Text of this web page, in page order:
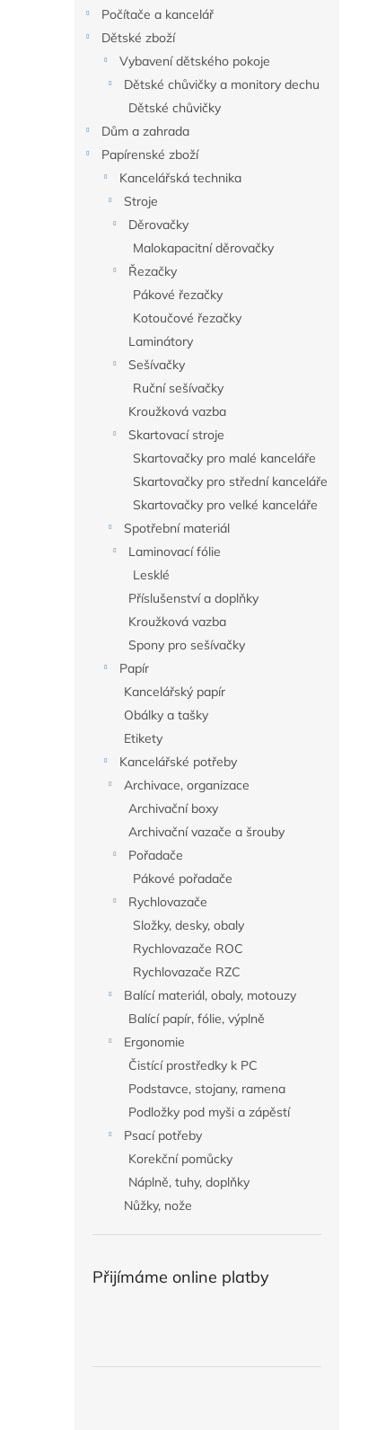
Počítače a kancelář
Dětské zboží
Vybavení dětského pokoje
Dětské chůvičky a monitory dechu
Dětské chůvičky
Dům a zahrada
Papírenské zboží
Kancelářská technika
Stroje
Děrovačky
Malokapacitní děrovačky
Řezačky
Pákové řezačky
Kotoučové řezačky
Laminátory
Sešívačky
Ruční sešívačky
Kroužková vazba
Skartovací stroje
Skartovačky pro malé kanceláře
Skartovačky pro střední kanceláře
Skartovačky pro velké kanceláře
Spotřební materiál
Laminovací fólie
Lesklé
Příslušenství a doplňky
Kroužková vazba
Spony pro sešívačky
Papír
Kancelářský papír
Obálky a tašky
Etikety
Kancelářské potřeby
Archivace, organizace
Archivační boxy
Archivační vazače a šrouby
Pořadače
Pákové pořadače
Rychlovazače
Složky, desky, obaly
Rychlovazače ROC
Rychlovazače RZC
Balící materiál, obaly, motouzy
Balící papír, fólie, výplně
Ergonomie
Čistící prostředky k PC
Podstavce, stojany, ramena
Podložky pod myši a zápěstí
Psací potřeby
Korekční pomůcky
Náplně, tuhy, doplňky
Nůžky, nože
Přijímáme online platby